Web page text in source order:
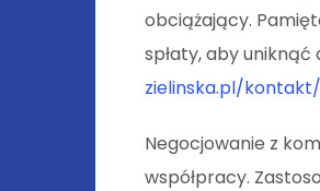
obciążający.
spłaty, aby
zielinska.pl/kontakt/
Negocjowanie z
współpracy.